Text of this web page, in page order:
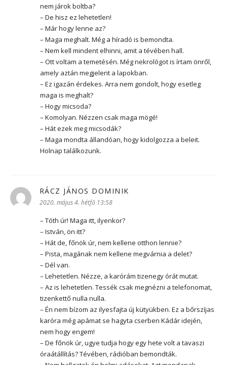
nem járok boltba?
– De hisz ez lehetetlen!
– Már hogy lenne az?
– Maga meghalt. Még a híradó is bemondta.
– Nem kell mindent elhinni, amit a tévében hall.
– Ott voltam a temetésén. Még nekrológot is írtam önről,
amely aztán megjelent a lapokban.
– Ez igazán érdekes. Arra nem gondolt, hogy esetleg
maga is meghalt?
– Hogy micsoda?
– Komolyan. Nézzen csak maga mögé!
– Hát ezek meg micsodák?
– Maga mondta állandóan, hogy kidolgozza a beleit.
Holnap találkozunk.
RÁCZ JÁNOS DOMINIK
2020. május 4. hétfő 13:58
– Tóth úr! Maga itt, ilyenkor?
– István, ön itt?
– Hát de, főnök úr, nem kellene otthon lennie?
– Pista, magának nem kellene megvárnia a delet?
– Dél van.
– Lehetetlen. Nézze, a karórám tizenegy órát mutat.
– Az is lehetetlen. Tessék csak megnézni a telefonomat,
tizenkettő nulla nulla.
– Én nem bízom az ilyesfajta új kütyükben. Ez a bőrszíjas
karóra még apámat se hagyta cserben Kádár idején,
nem hogy engem!
– De főnök úr, ugye tudja hogy egy hete volt a tavaszi
óraátállítás? Tévében, rádióban bemondták.